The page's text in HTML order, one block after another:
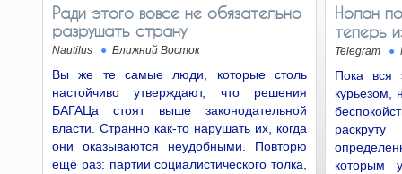
в 2023?
Кто же ещё виновен? На мой взгляд, виновны
лидеры ультраортодоксов. Да, те самые
мудрецы, которые…
30.06.26
Израиль приносит пользу
экономике и безопасности США
После получения первого самолета в 1969
году Израиль стал первой страной за
пределами США, которая…
Ради этого вовсе не обязательно
разрушать страну
Nautilus Ближний Восток
Вы же те самые люди, которые столь
настойчиво утверждают, что решения
БАГАЦа стоят выше законодательной
власти. Странно как-то нарушать их, когда
они оказываются неудобными. Повторю
ещё раз: партии социалистического толка,
Нолан
теперь
Telegram
Пока вся
курьезом,
которым